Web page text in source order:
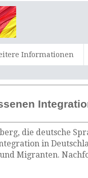
Informationen
die deutsche
in
Migranten.